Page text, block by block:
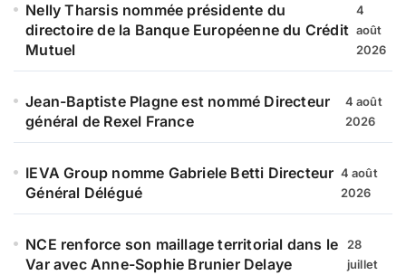
Nelly Tharsis nommée présidente du
directoire de la Banque Européenne du Crédit
Mutuel
4
août
2026
Jean-Baptiste Plagne est nommé Directeur
général de Rexel France
4 août
2026
IEVA Group nomme Gabriele Betti Directeur
Général Délégué
4 août
2026
NCE renforce son maillage territorial dans le
Var avec Anne-Sophie Brunier Delaye
28
juillet